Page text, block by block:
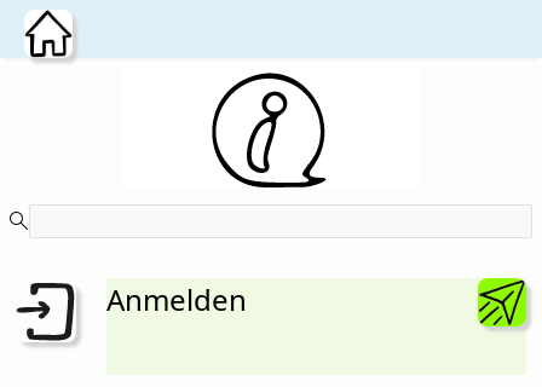
Zum Hauptinhalt wechseln
Anmelden